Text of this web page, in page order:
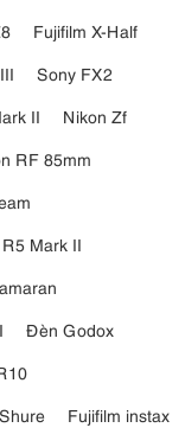
Fujifilm X-Half
Sony FX2
II
Nikon Zf
RF 85mm
Mark II
Đèn Godox
Fujifilm instax